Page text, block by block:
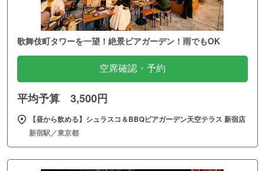
歌舞伎町タワーを一望！絶景ビアガーデン！雨でもOK
空席確認・予約
平均予算 3,500円
【昼から飲める】シュラスコ＆BBQビアガーデン天空テラス 新宿店
新宿駅／東京都